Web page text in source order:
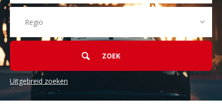
Uitgebreid zoeken